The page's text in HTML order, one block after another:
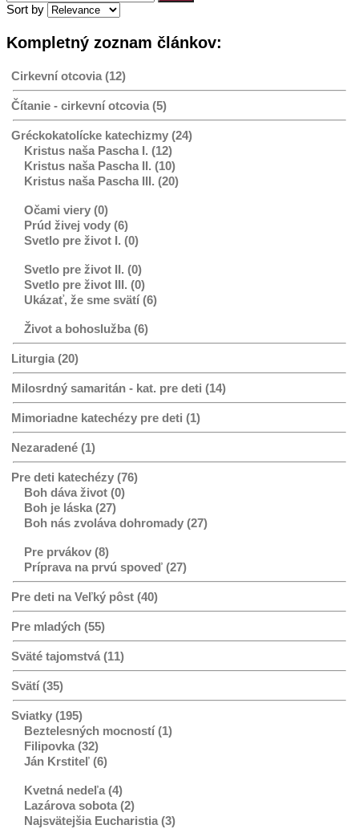
Sort by
Kompletný zoznam článkov:
Cirkevní otcovia (12)
Čítanie - cirkevní otcovia (5)
Gréckokatolícke katechizmy (24)
Kristus naša Pascha I. (12)
Kristus naša Pascha II. (10)
Kristus naša Pascha III. (20)
Očami viery (0)
Prúd živej vody (6)
Svetlo pre život I. (0)
Svetlo pre život II. (0)
Svetlo pre život III. (0)
Ukázať, že sme svätí (6)
Život a bohoslužba (6)
Liturgia (20)
Milosrdný samaritán - kat. pre deti (14)
Mimoriadne katechézy pre deti (1)
Nezaradené (1)
Pre deti katechézy (76)
Boh dáva život (0)
Boh je láska (27)
Boh nás zvoláva dohromady (27)
Pre prvákov (8)
Príprava na prvú spoveď (27)
Pre deti na Veľký pôst (40)
Pre mladých (55)
Sväté tajomstvá (11)
Svätí (35)
Sviatky (195)
Beztelesných mocností (1)
Filipovka (32)
Ján Krstiteľ (6)
Kvetná nedeľa (4)
Lazárova sobota (2)
Najsvätejšia Eucharistia (3)